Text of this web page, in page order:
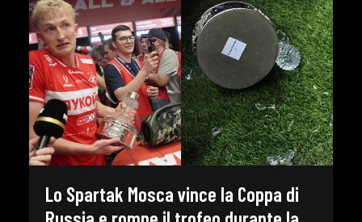
Lo Spartak Mosca vince la Coppa di